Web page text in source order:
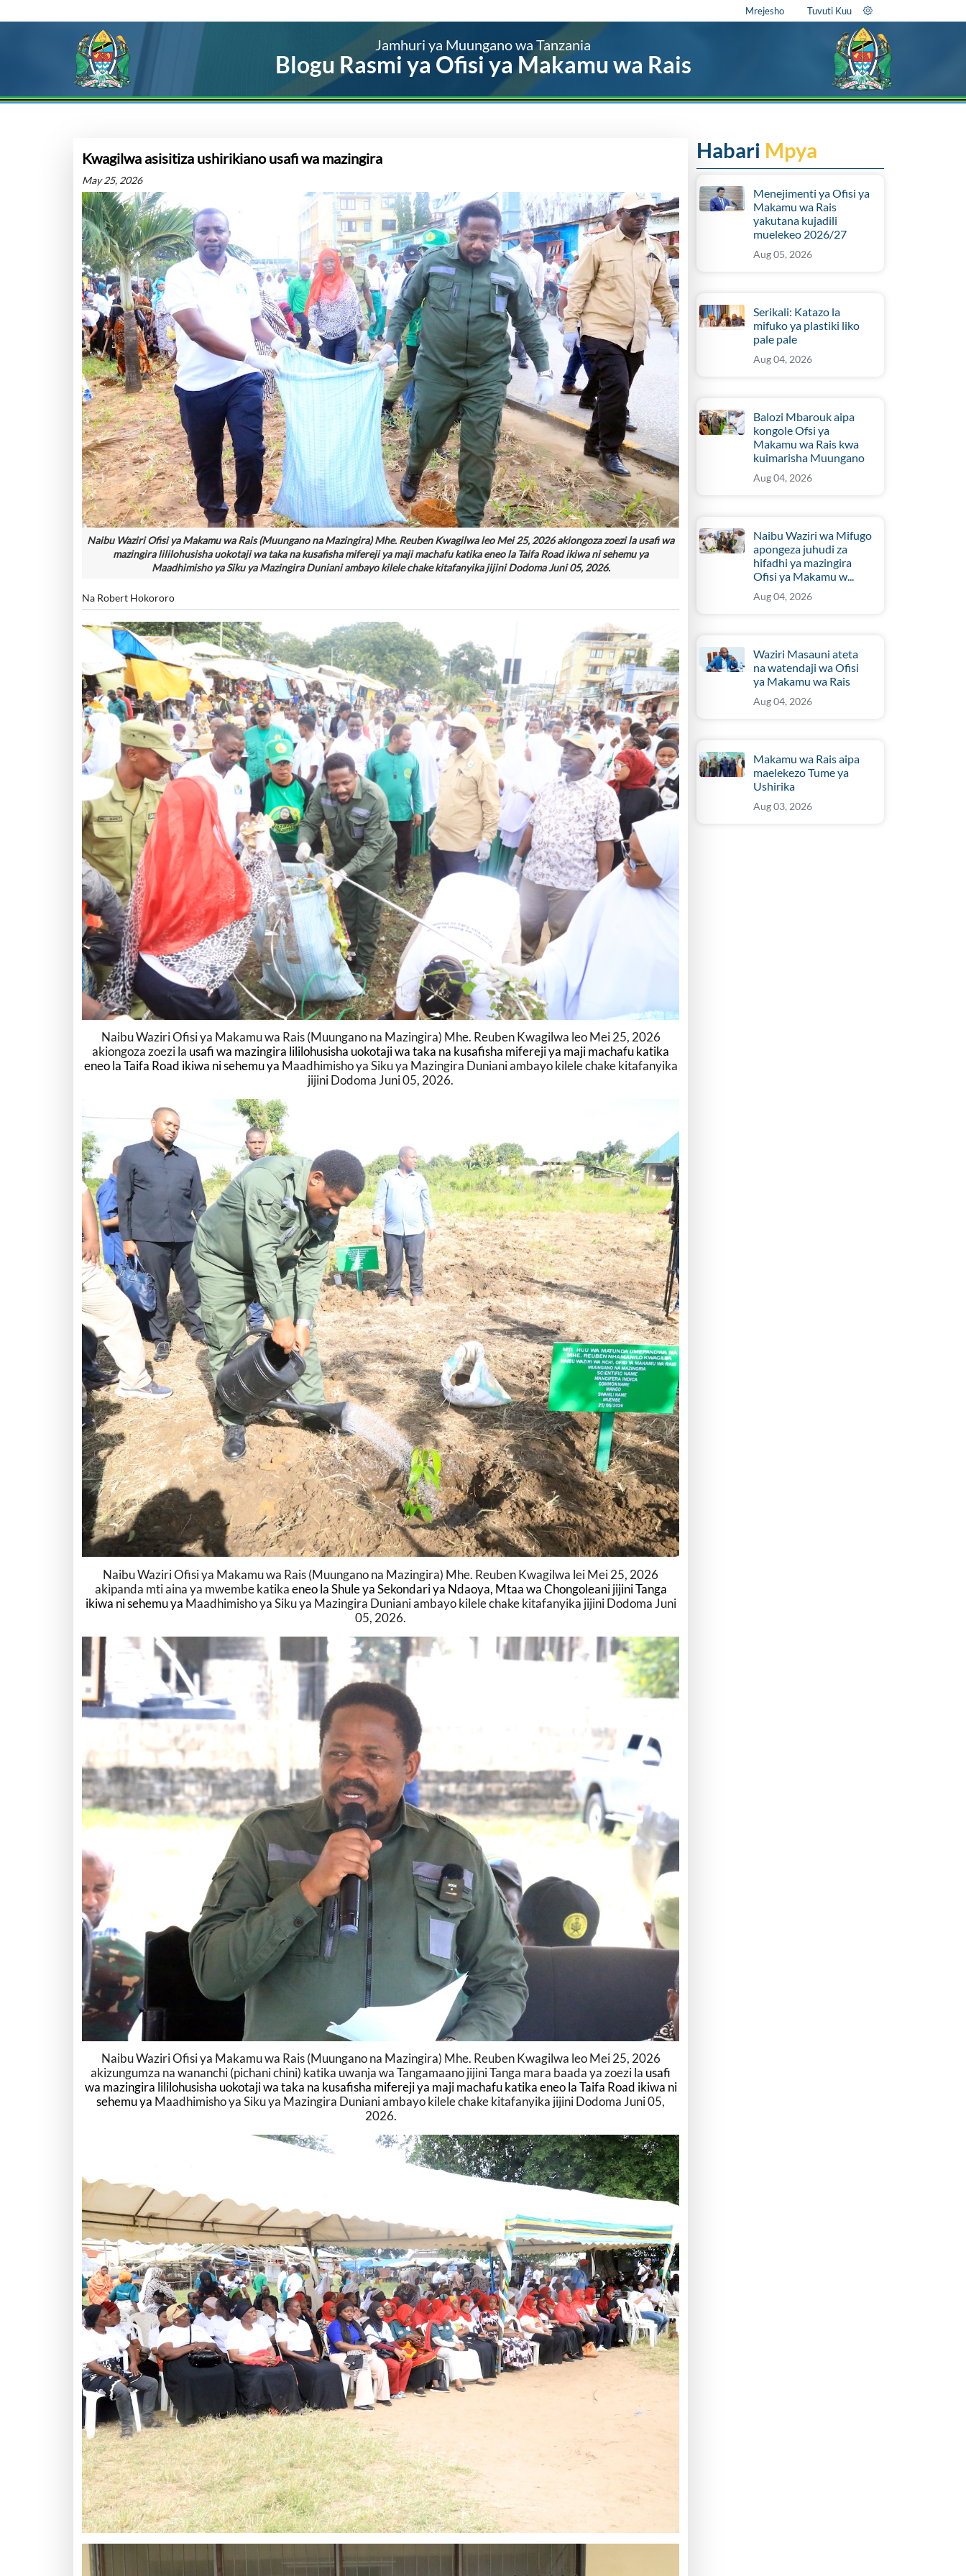
Mrejesho Tuvuti Kuu
Jamhuri ya Muungano wa Tanzania
Blogu Rasmi ya Ofisi ya Makamu wa Rais
Kwagilwa asisitiza ushirikiano usafi wa mazingira
May 25, 2026
Naibu Waziri Ofisi ya Makamu wa Rais (Muungano na Mazingira) Mhe. Reuben Kwagilwa leo Mei 25, 2026 akiongoza zoezi la usafi wa
mazingira lililohusisha uokotaji wa taka na kusafisha mifereji ya maji machafu katika eneo la Taifa Road ikiwa ni sehemu ya
Maadhimisho ya Siku ya Mazingira Duniani ambayo kilele chake kitafanyika jijini Dodoma Juni 05, 2026.
Na Robert Hokororo
Naibu Waziri Ofisi ya Makamu wa Rais (Muungano na Mazingira) Mhe. Reuben Kwagilwa leo Mei 25, 2026
akiongoza zoezi la usafi wa mazingira lililohusisha uokotaji wa taka na kusafisha mifereji ya maji machafu katika
eneo la Taifa Road ikiwa ni sehemu ya Maadhimisho ya Siku ya Mazingira Duniani ambayo kilele chake kitafanyika
jijini Dodoma Juni 05, 2026.
Naibu Waziri Ofisi ya Makamu wa Rais (Muungano na Mazingira) Mhe. Reuben Kwagilwa lei Mei 25, 2026
akipanda mti aina ya mwembe katikaeneo la Shule ya Sekondari ya Ndaoya, Mtaa wa Chongoleani jijini Tanga
ikiwa ni sehemu ya Maadhimisho ya Siku ya Mazingira Duniani ambayo kilele chake kitafanyika jijini Dodoma Juni
05, 2026.
Naibu Waziri Ofisi ya Makamu wa Rais (Muungano na Mazingira) Mhe. Reuben Kwagilwa leo Mei 25, 2026
akizungumza na wananchi (pichani chini) katika uwanja wa Tangamaano jijini Tanga mara baada ya zoezi la usafi
wa mazingira lililohusisha uokotaji wa taka na kusafisha mifereji ya maji machafu katika eneo la Taifa Road ikiwa ni
sehemu ya Maadhimisho ya Siku ya Mazingira Duniani ambayo kilele chake kitafanyika jijini Dodoma Juni 05,
2026.
Habari Mpya
Menejimenti ya Ofisi ya
Makamu wa Rais
yakutana kujadili
muelekeo 2026/27
Aug 05, 2026
Serikali: Katazo la
mifuko ya plastiki liko
pale pale
Aug 04, 2026
Balozi Mbarouk aipa
kongole Ofsi ya
Makamu wa Rais kwa
kuimarisha Muungano
Aug 04, 2026
Naibu Waziri wa Mifugo
apongeza juhudi za
hifadhi ya mazingira
Ofisi ya Makamu w...
Aug 04, 2026
Waziri Masauni ateta
na watendaji wa Ofisi
ya Makamu wa Rais
Aug 04, 2026
Makamu wa Rais aipa
maelekezo Tume ya
Ushirika
Aug 03, 2026